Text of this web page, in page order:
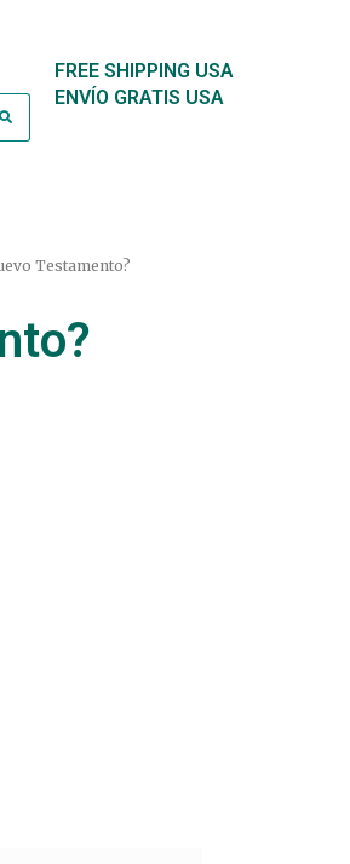
FREE SHIPPING USA
ENVÍO GRATIS USA
Testamento?